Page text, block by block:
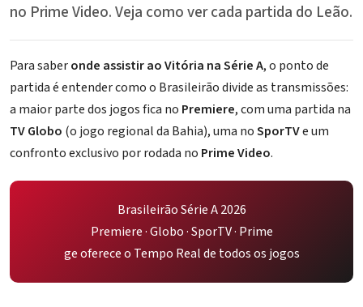
no Prime Video. Veja como ver cada partida do Leão.
Para saberonde assistir ao Vitória na Série A, o ponto de
partida é entender como o Brasileirão divide as transmissões:
a maior parte dos jogos fica no Premiere, com uma partida na
TV Globo (o jogo regional da Bahia), uma noSporTVe um
confronto exclusivo por rodada no Prime Video.
Brasileirão Série A 2026
Premiere · Globo · SporTV · Prime
ge oferece o Tempo Real de todos os jogos